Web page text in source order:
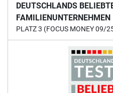
DEUTSCHLANDS
FAMILIENUNTERNEHMEN
PLATZ 3 (FOCUS MONEY 09/